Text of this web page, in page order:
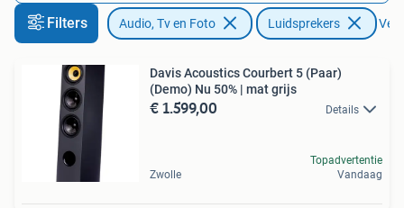
Filters Audio, Tv en Foto Luidsprekers
Davis Acoustics Courbert 5 (Paar)
(Demo) Nu 50% | mat grijs
€ 1.599,00 Details
Zwolle
Topadvertentie
Vandaag